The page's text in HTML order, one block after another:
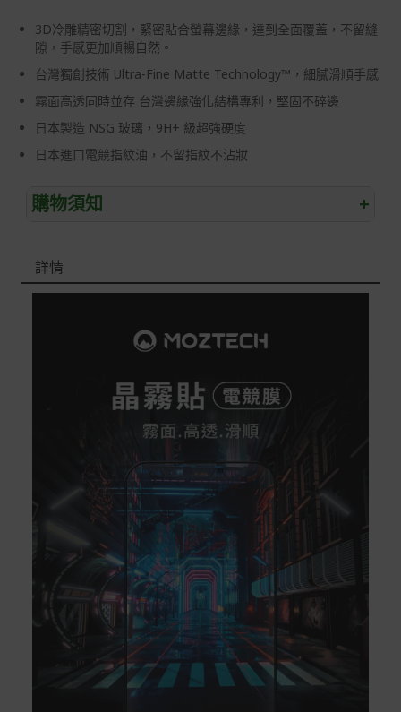
3D冷雕精密切割，緊密貼合螢幕邊緣，達到全面覆蓋，不留縫
隙，手感更加順暢自然。
台灣獨創技術 Ultra-Fine Matte Technology™，細膩滑順手感
霧面高透同時並存 台灣邊緣強化結構專利，堅固不碎邊
日本製造 NSG 玻璃，9H+ 級超強硬度
日本進口電競指紋油，不留指紋不沾妝
購物須知 +
本網站消費者享有商品到貨七天鑑賞期之權益(鑑賞期並非
試用期)。
假日)，恕無法辦理。
裝、紙箱及所有附隨文件或資料)。
商品到貨後進行開箱前請全程錄影以確保自身權益 ! 非商
品本身瑕疵之退貨商品若有上述不完整之情況，本公司有
權向消費者收取相應的整新費用。
*遊戲光碟、軟體等影音商品屬智慧財產權之商品。依消費
者保護法第十九條第二項規定，一經拆封後恕不接受退換
如有相關退換貨服務需求，您可以透過專線或服務信箱聯
配送服務
本站商品除有特別標示收取運費之商品，其餘全館皆可免
運宅配到府。
Acer旗下品牌商品除可宅配配送全台各地外，部分商品可
以選擇配送至全台各地服務中心。
詳情